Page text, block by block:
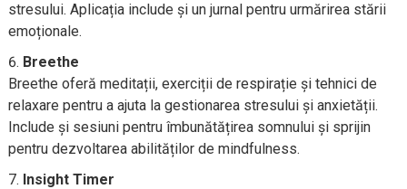
stresului. Aplicația include și un jurnal pentru urmărirea stării
emoționale.
Breethe
Breethe oferă meditații, exerciții de respirație și tehnici de
relaxare pentru a ajuta la gestionarea stresului și anxietății.
Include și sesiuni pentru îmbunătățirea somnului și sprijin
pentru dezvoltarea abilităților de mindfulness.
Insight Timer